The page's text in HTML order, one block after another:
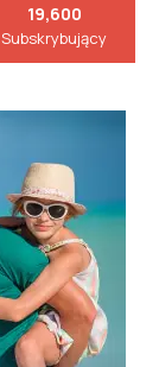
19,600
Subskrybujący